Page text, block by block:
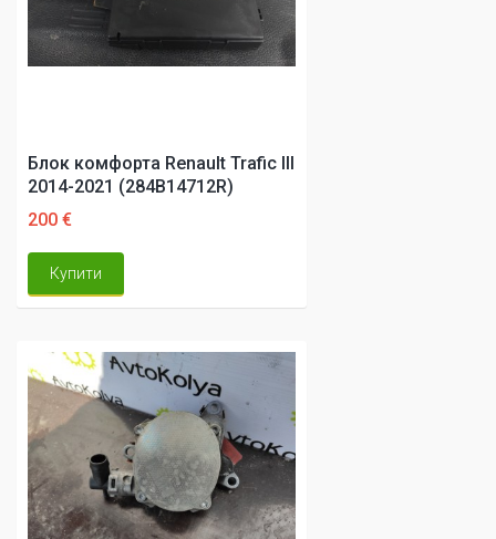
Блок комфорта Renault Trafic III
2014-2021 (284B14712R)
200 €
Купити